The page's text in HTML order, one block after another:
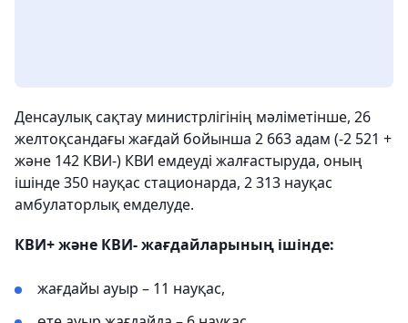
Денсаулық сақтау министрлігінің мәліметінше, 26
желтоқсандағы жағдай бойынша 2 663 адам (-2 521 +
және 142 КВИ-) КВИ емдеуді жалғастыруда, оның
ішінде 350 науқас стационарда, 2 313 науқас
амбулаторлық емделуде.
КВИ+ және КВИ- жағдайларының ішінде:
жағдайы ауыр – 11 науқас,